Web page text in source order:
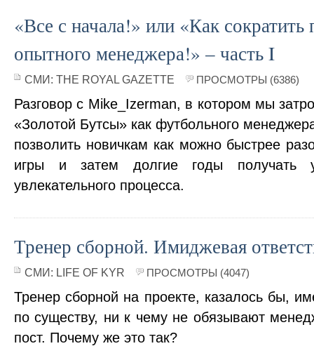
«Все с начала!» или «Как сократить
опытного менеджера!» – часть I
СМИ: THE ROYAL GAZETTE ПРОСМОТРЫ (6386)
Разговор с Mike_Izerman, в котором мы
«Золотой Бутсы» как футбольного
позволить новичкам как можно быстрее
игры и затем долгие годы получать
увлекательного процесса.
Тренер сборной. Имиджевая
СМИ: LIFE OF KYR ПРОСМОТРЫ (4047)
Тренер сборной на проекте, казалось бы,
по существу, ни к чему не обязывают
пост. Почему же это так?